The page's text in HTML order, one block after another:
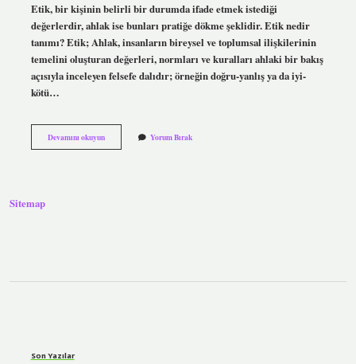
Etik, bir kişinin belirli bir durumda ifade etmek istediği
değerlerdir, ahlak ise bunları pratiğe dökme şeklidir. Etik nedir
tanımı? Etik; Ahlak, insanların bireysel ve toplumsal ilişkilerinin
temelini oluşturan değerleri, normları ve kuralları ahlaki bir bakış
açısıyla inceleyen felsefe dalıdır; örneğin doğru-yanlış ya da iyi-
kötü…
Devamını okuyunEtik
Ve
Yorum Bırak
Sitemap
Son Yazılar